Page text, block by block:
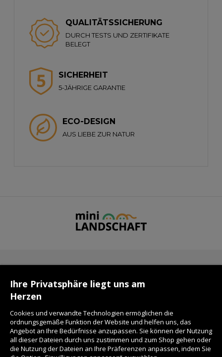
QUALITÄTSSICHERUNG
DURCH TESTS UND ZERTIFIKATE
BELEGT
SICHERHEIT
5-JÄHRIGE GARANTIE
ECO-DESIGN
AUS LIEBE ZUR NATUR
KONTAKT
LIEFERZEIT
Ihre Privatsphäre liegt uns am
Herzen
Cookies und verwandte Technologien ermöglichen die
ordnungsgemäße Funktion der Website und helfen uns, das
Angebot an Ihre Bedürfnisse anzupassen. Sie können der Nutzung
all dieser Dateien durch uns zustimmen und zum Shop gehen oder
die Nutzung der Dateien an Ihre Präferenzen anpassen, indem Sie